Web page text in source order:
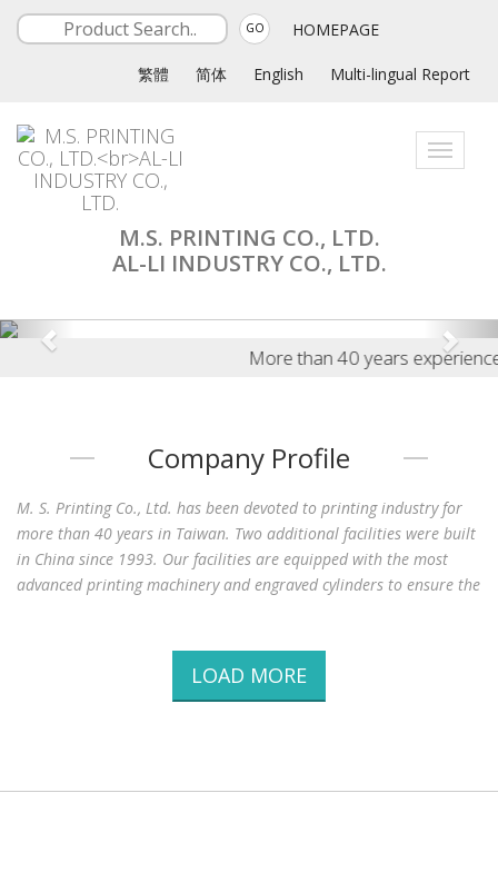
GO HOMEPAGE
繁體 简体 English Multi-lingual Report
Toggle
M.S. PRINTING CO., LTD.
AL-LI INDUSTRY CO., LTD.
More than 40 years experience
Company Profile
M. S. Printing Co., Ltd. has been devoted to printing industry for
more than 40 years in Taiwan. Two additional facilities were built
in China since 1993. Our facilities are equipped with the most
advanced printing machinery and engraved cylinders to ensure the
materials. We keep introducing new patterns and colors into the
LOAD MORE